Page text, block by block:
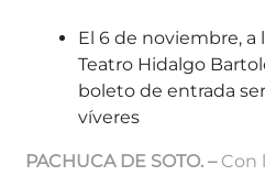
El 6 de noviembre, a
Teatro Hidalgo
boleto de entrada
víveres
PACHUCA DE SOTO. –Con